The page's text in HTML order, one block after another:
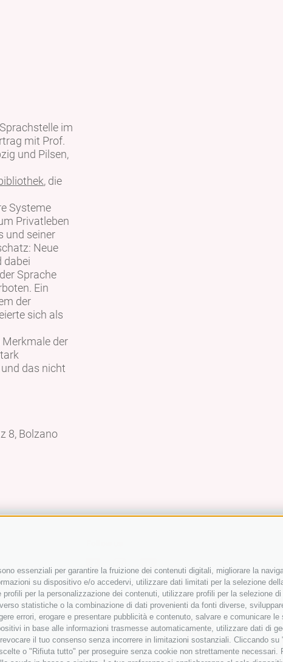
essenziali per garantire la fruizione dei contenuti digitali, migliorare la
su dispositivo e/o accedervi, utilizzare dati limitati per la selezione
per la personalizzazione dei contenuti, utilizzare profili per la selezione
statistiche o la combinazione di dati provenienti da fonti diverse,
errori, erogare e presentare pubblicità e contenuto, salvare e comunicare
in base alle informazioni trasmesse automaticamente, utilizzare dati di
il tuo consenso senza incorrere in limitazioni sostanziali. Cliccando
o "Rifiuta tutto" per proseguire senza cookie non strettamente necessari.
im
mit Prof.
und Pilsen,
, die
Systeme
Privatleben
und seiner
Neue
dabei
Sprache
Ein
der
sich als
der
das nicht
8, Bolzano
Partner